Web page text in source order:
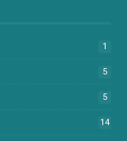
1
5
5
14